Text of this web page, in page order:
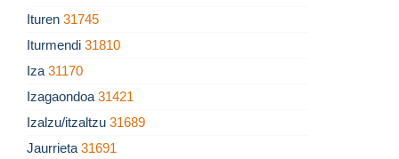
Ituren 31745
Iturmendi 31810
Iza 31170
Izagaondoa 31421
Izalzu/itzaltzu 31689
Jaurrieta 31691